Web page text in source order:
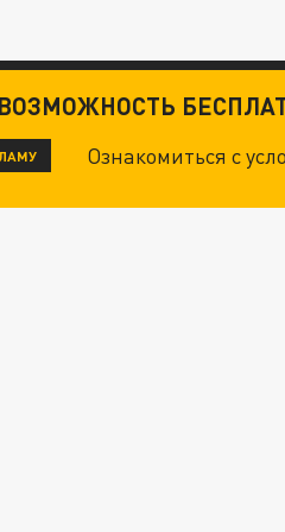
Ознакомиться с